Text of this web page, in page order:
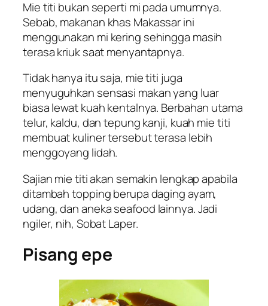
Mie titi bukan seperti mi pada umumnya.
Sebab, makanan khas Makassar ini
menggunakan mi kering sehingga masih
terasa kriuk saat menyantapnya.
Tidak hanya itu saja, mie titi juga
menyuguhkan sensasi makan yang luar
biasa lewat kuah kentalnya. Berbahan utama
telur, kaldu, dan tepung kanji, kuah mie titi
membuat kuliner tersebut terasa lebih
menggoyang lidah.
Sajian mie titi akan semakin lengkap apabila
ditambah topping berupa daging ayam,
udang, dan anekaseafood lainnya. Jadi
ngiler, nih, Sobat Laper.
Pisang epe